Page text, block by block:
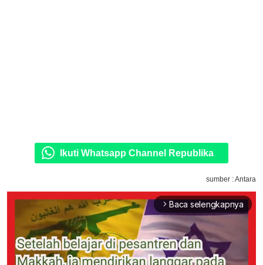
Ikuti Whatsapp Channel Republika
sumber : Antara
arrow_forward_ios Baca selengkapnya